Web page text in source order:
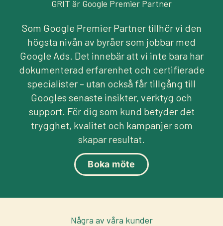
GRIT är Google Premier Partner
Som Google Premier Partner tillhör vi den
högsta nivån av byråer som jobbar med
Google Ads. Det innebär att vi inte bara har
dokumenterad erfarenhet och certifierade
specialister – utan också får tillgång till
Googles senaste insikter, verktyg och
support. För dig som kund betyder det
trygghet, kvalitet och kampanjer som
skapar resultat.
Boka möte
Några av våra kunder